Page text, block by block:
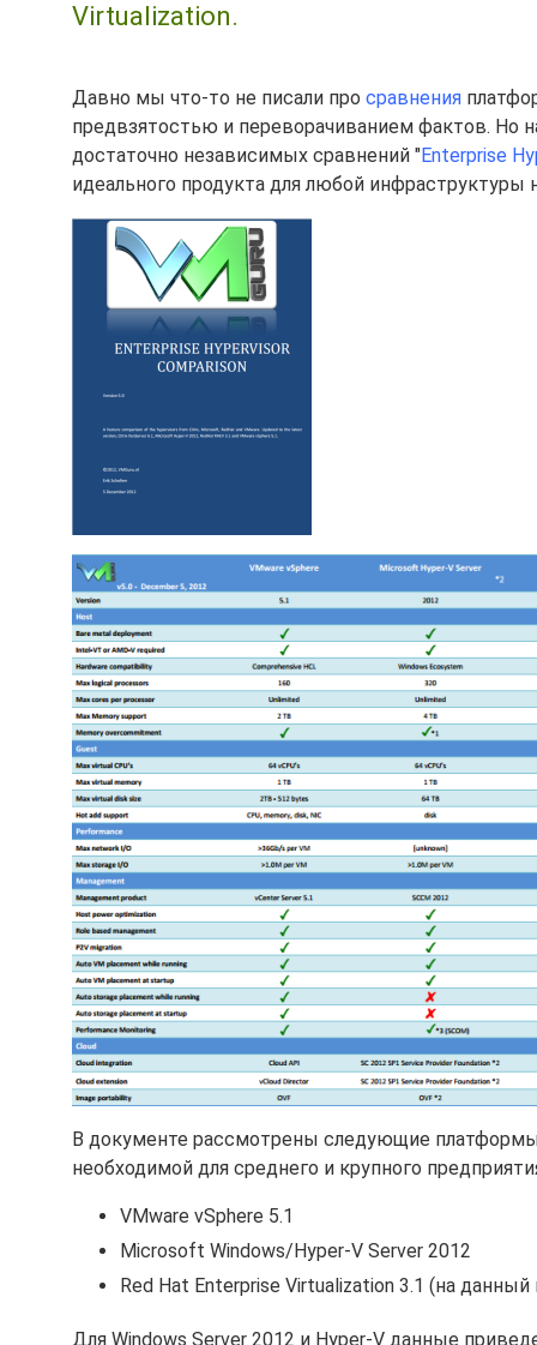
Virtualization.
Давно мы что-то не писали про сравнения
предвзятостью и переворачиванием фактов. Но
достаточно независимых сравнений "Enterprise
идеального продукта для любой
В документе рассмотрены следующие платформы
необходимой для среднего и крупного
VMware vSphere 5.1
Microsoft Windows/Hyper-V Server 2012
Red Hat Enterprise Virtualization 3.1 (на
Для Windows Server 2012 и Hyper-V данные